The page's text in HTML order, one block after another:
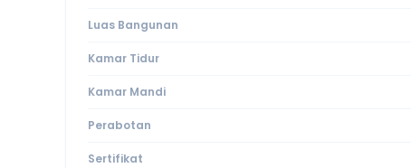
Luas Bangunan
Kamar Tidur
Kamar Mandi
Perabotan
Sertifikat